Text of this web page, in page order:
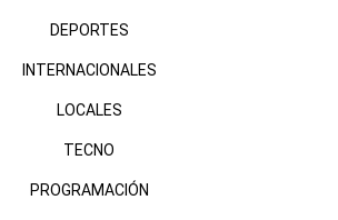
DEPORTES
INTERNACIONALES
LOCALES
TECNO
PROGRAMACIÓN